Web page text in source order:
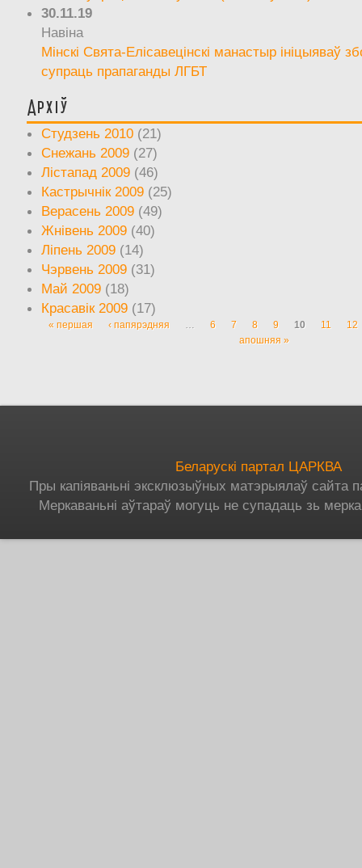
30.11.19
Навіна
Мінскі Свята-Елісавецінскі манастыр ініцыяваў
супраць прапаганды ЛГБТ
Архіў
Студзень 2010 (21)
Снежань 2009 (27)
Лістапад 2009 (46)
Кастрычнік 2009 (25)
Верасень 2009 (49)
Жнівень 2009 (40)
Ліпень 2009 (14)
Чэрвень 2009 (31)
Май 2009 (18)
Красавік 2009 (17)
Старонкі
« першая ‹ папярэдняя … 6 7 8 9 10 11
12
апошняя »
Беларускі партал ЦАРКВА
Пры капіяваньні эксклюзыўных матэрыялаў сайта
Меркаваньні аўтараў могуць не супадаць зь